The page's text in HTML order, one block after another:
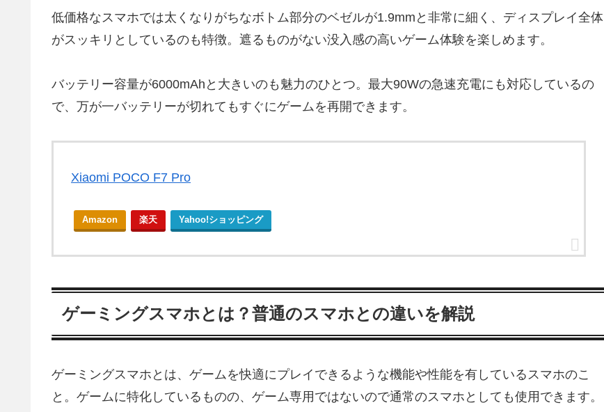
低価格なスマホでは太くなりがちなボトム部分のベゼルが1.9mmと非常に細く、ディスプレイ全体
がスッキリとしているのも特徴。遮るものがない没入感の高いゲーム体験を楽しめます。
バッテリー容量が6000mAhと大きいのも魅力のひとつ。最大90Wの急速充電にも対応しているの
で、万が一バッテリーが切れてもすぐにゲームを再開できます。
Xiaomi POCO F7 Pro
Amazon 楽天 Yahoo!ショッピング
ゲーミングスマホとは？普通のスマホとの違いを解説
ゲーミングスマホとは、ゲームを快適にプレイできるような機能や性能を有しているスマホのこ
と。ゲームに特化しているものの、ゲーム専用ではないので通常のスマホとしても使用できます。